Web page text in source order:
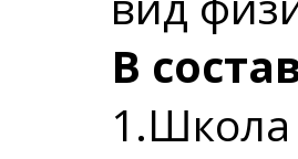
В
1.Школа